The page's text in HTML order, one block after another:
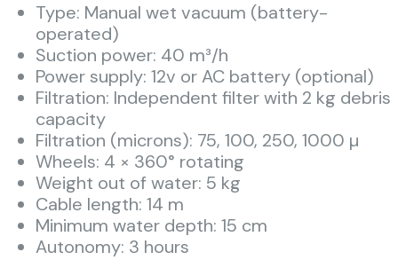
Type: Manual wet vacuum (battery-
operated)
Suction power: 40 m³/h
Power supply: 12v or AC battery (optional)
Filtration: Independent filter with 2 kg debris
capacity
Filtration (microns): 75, 100, 250, 1000 µ
Wheels: 4 × 360° rotating
Weight out of water: 5 kg
Cable length: 14 m
Minimum water depth: 15 cm
Autonomy: 3 hours